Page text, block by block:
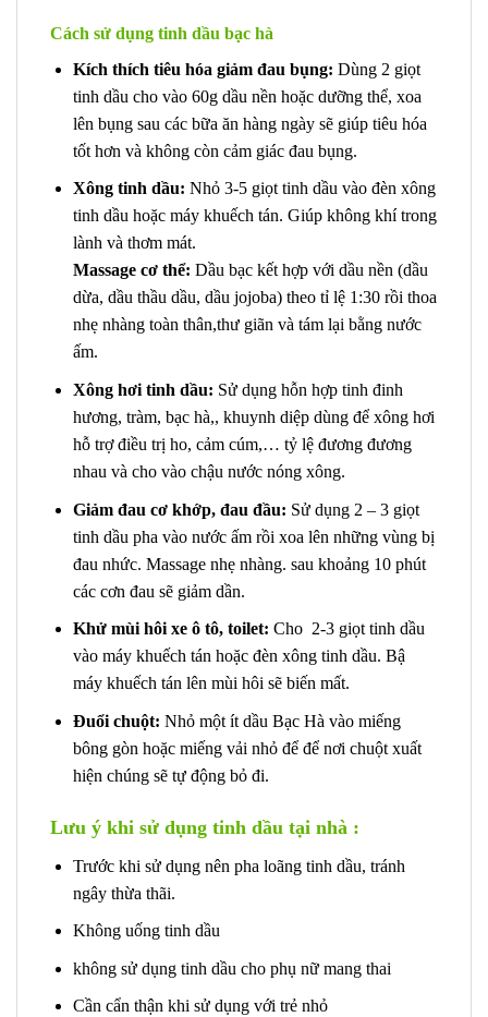
Cách sử dụng tinh dầu bạc hà
Kích thích tiêu hóa giảm đau bụng: Dùng 2 giọt
tinh dầu cho vào 60g dầu nền hoặc dưỡng thể, xoa
lên bụng sau các bữa ăn hàng ngày sẽ giúp tiêu hóa
tốt hơn và không còn cảm giác đau bụng.
Xông tinh dầu: Nhỏ 3-5 giọt tinh dầu vào đèn xông
tinh dầu hoặc máy khuếch tán. Giúp không khí trong
lành và thơm mát.
Massage cơ thể: Dầu bạc kết hợp với dầu nền (dầu
dừa, dầu thầu dầu, dầu jojoba) theo tỉ lệ 1:30 rồi thoa
nhẹ nhàng toàn thân,thư giãn và tám lại bằng nước
ấm.
Xông hơi tinh dầu: Sử dụng hỗn hợp tinh đinh
hương, tràm, bạc hà,, khuynh diệp dùng để xông hơi
hỗ trợ điều trị ho, cảm cúm,… tỷ lệ đương đương
nhau và cho vào chậu nước nóng xông.
Giảm đau cơ khớp, đau đầu: Sử dụng 2 – 3 giọt
tinh dầu pha vào nước ấm rồi xoa lên những vùng bị
đau nhức. Massage nhẹ nhàng. sau khoảng 10 phút
các cơn đau sẽ giảm dần.
Khử mùi hôi xe ô tô, toilet: Cho 2-3 giọt tinh dầu
vào máy khuếch tán hoặc đèn xông tinh dầu. Bậ
máy khuếch tán lên mùi hôi sẽ biến mất.
Đuổi chuột: Nhỏ một ít dầu Bạc Hà vào miếng
bông gòn hoặc miếng vải nhỏ để để nơi chuột xuất
hiện chúng sẽ tự động bỏ đi.
Lưu ý khi sử dụng tinh dầu tại nhà :
Trước khi sử dụng nên pha loãng tinh dầu, tránh
ngây thừa thãi.
Không uống tinh dầu
không sử dụng tinh dầu cho phụ nữ mang thai
Cần cẩn thận khi sử dụng với trẻ nhỏ